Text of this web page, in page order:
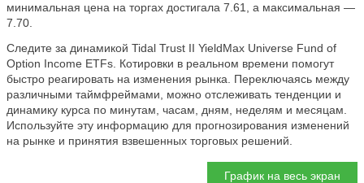
минимальная цена на торгах достигала 7.61, а максимальная —
7.70.
Следите за динамикой Tidal Trust II YieldMax Universe Fund of
Option Income ETFs. Котировки в реальном времени помогут
быстро реагировать на изменения рынка. Переключаясь между
различными таймфреймами, можно отслеживать тенденции и
динамику курса по минутам, часам, дням, неделям и месяцам.
Используйте эту информацию для прогнозирования изменений
на рынке и принятия взвешенных торговых решений.
График на весь экран